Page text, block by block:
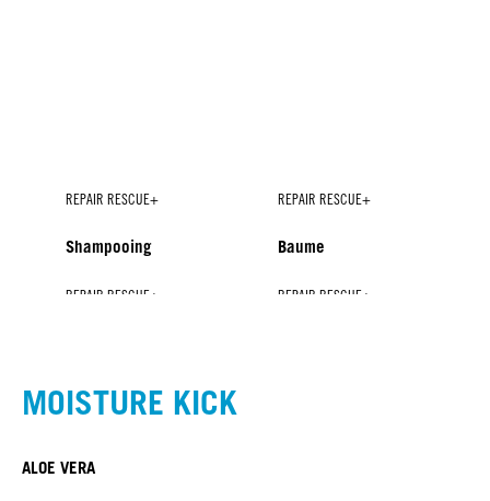
REPAIR RESCUE+
Shampooing
REPAIR RESCUE+
Baume
REPAIR RESCUE+ REPAIR RESCUE+
MOISTURE KICK
ALOE VERA